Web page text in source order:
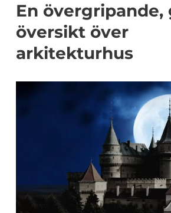
En
översikt över
arkitekturhus